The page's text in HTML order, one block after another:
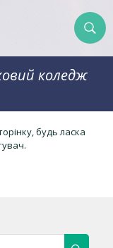
коледж
будь ласка